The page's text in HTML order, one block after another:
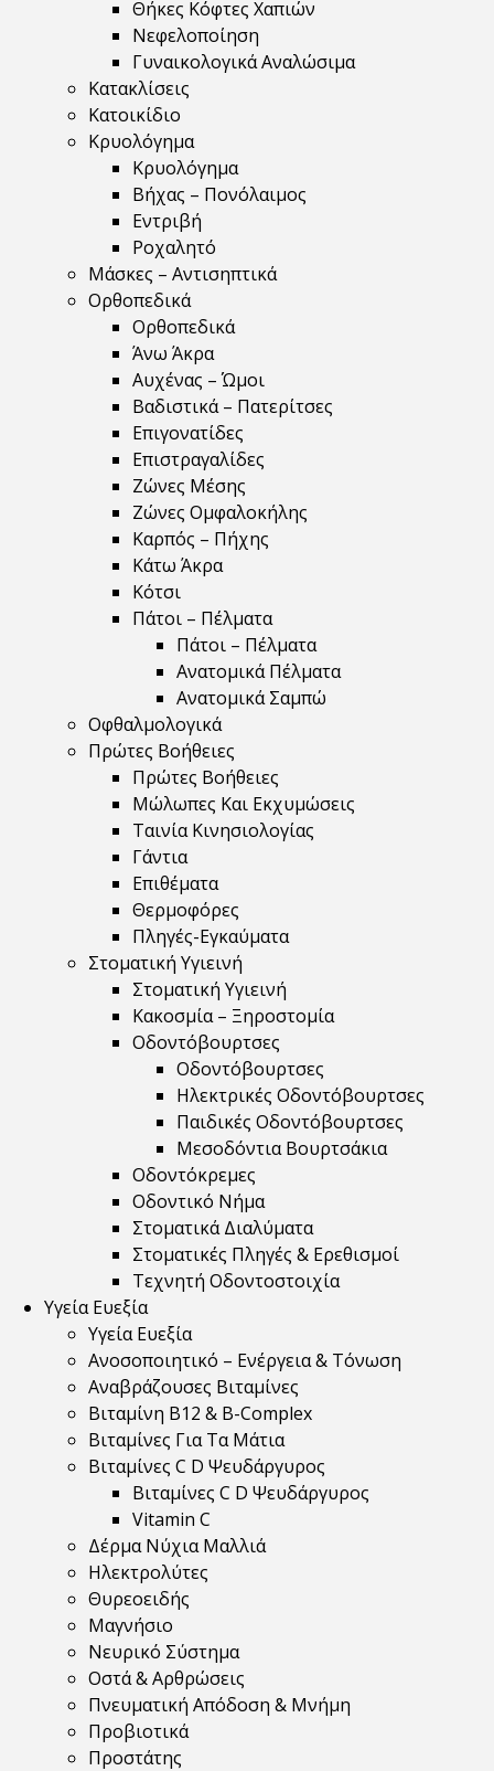
Θήκες Κόφτες Χαπιών
Νεφελοποίηση
Γυναικολογικά Αναλώσιμα
Κατακλίσεις
Κατοικίδιο
Κρυολόγημα
Κρυολόγημα
Βήχας – Πονόλαιμος
Εντριβή
Ροχαλητό
Μάσκες – Αντισηπτικά
Ορθοπεδικά
Ορθοπεδικά
Άνω Άκρα
Αυχένας – Ώμοι
Βαδιστικά – Πατερίτσες
Επιγονατίδες
Επιστραγαλίδες
Ζώνες Μέσης
Ζώνες Ομφαλοκήλης
Καρπός – Πήχης
Κάτω Άκρα
Κότσι
Πάτοι – Πέλματα
Πάτοι – Πέλματα
Ανατομικά Πέλματα
Ανατομικά Σαμπώ
Οφθαλμολογικά
Πρώτες Βοήθειες
Πρώτες Βοήθειες
Μώλωπες Και Εκχυμώσεις
Ταινία Κινησιολογίας
Γάντια
Επιθέματα
Θερμοφόρες
Πληγές-Εγκαύματα
Στοματική Υγιεινή
Στοματική Υγιεινή
Κακοσμία – Ξηροστομία
Οδοντόβουρτσες
Οδοντόβουρτσες
Ηλεκτρικές Οδοντόβουρτσες
Παιδικές Οδοντόβουρτσες
Μεσοδόντια Βουρτσάκια
Οδοντόκρεμες
Οδοντικό Νήμα
Στοματικά Διαλύματα
Στοματικές Πληγές & Ερεθισμοί
Τεχνητή Οδοντοστοιχία
Υγεία Ευεξία
Υγεία Ευεξία
Ανοσοποιητικό – Ενέργεια & Τόνωση
Αναβράζουσες Βιταμίνες
Βιταμίνη B12 & Β-Complex
Βιταμίνες Για Τα Μάτια
Βιταμίνες C D Ψευδάργυρος
Βιταμίνες C D Ψευδάργυρος
Vitamin C
Δέρμα Νύχια Μαλλιά
Ηλεκτρολύτες
Θυρεοειδής
Μαγνήσιο
Νευρικό Σύστημα
Οστά & Αρθρώσεις
Πνευματική Απόδοση & Μνήμη
Προβιοτικά
Προστάτης